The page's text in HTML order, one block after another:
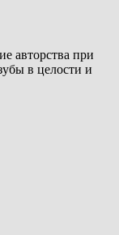
авторства при
в целости и